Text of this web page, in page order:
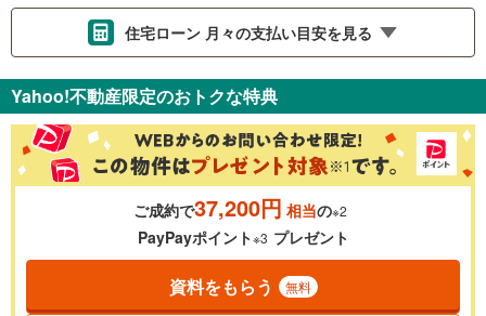
住宅ローン 月々の支払い目安を見る
金利 ％
0.01%
Yahoo!不動産限定のおトクな特典
ご成約で37,200円 相当の※2
PayPayポイント※3 プレゼント
資料をもらう 無料